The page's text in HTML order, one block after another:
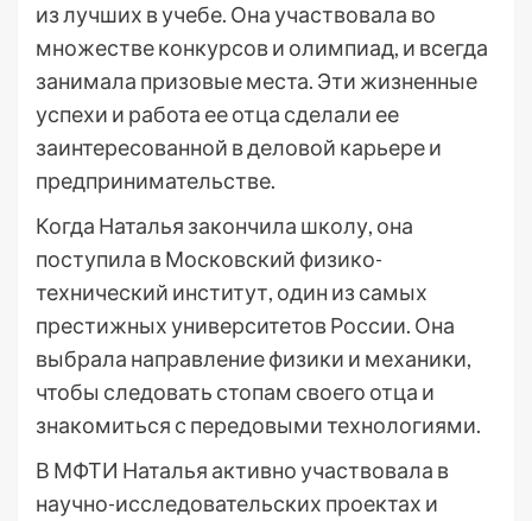
из лучших в учебе. Она участвовала во
множестве конкурсов и олимпиад, и всегда
занимала призовые места. Эти жизненные
успехи и работа ее отца сделали ее
заинтересованной в деловой карьере и
предпринимательстве.
Когда Наталья закончила школу, она
поступила в Московский физико-
технический институт, один из самых
престижных университетов России. Она
выбрала направление физики и механики,
чтобы следовать стопам своего отца и
знакомиться с передовыми технологиями.
В МФТИ Наталья активно участвовала в
научно-исследовательских проектах и